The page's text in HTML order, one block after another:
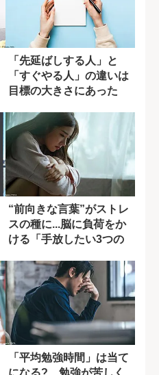
「先延ばしする人」と
「すぐやる人」の違いは
目標の大きさにあった
“前向きな言葉”がストレ
スの種に...脳に負荷をか
ける「手放したい3つの
「平均勉強時間」は当て
になる? 勉強が苦しく